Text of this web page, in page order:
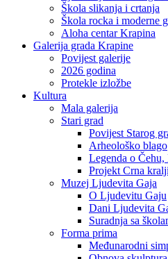
Škola slikanja i crtanja
Škola rocka i moderne
Aloha centar Krapina
Galerija grada Krapine
Povijest galerije
2026 godina
Protekle izložbe
Kultura
Mala galerija
Stari grad
Povijest Starog
Arheološko blago
Legenda o
Projekt Crna
Muzej Ljudevita Gaja
O Ljudevitu Gaju
Dani Ljudevita
Suradnja sa
Forma prima
Međunarodni